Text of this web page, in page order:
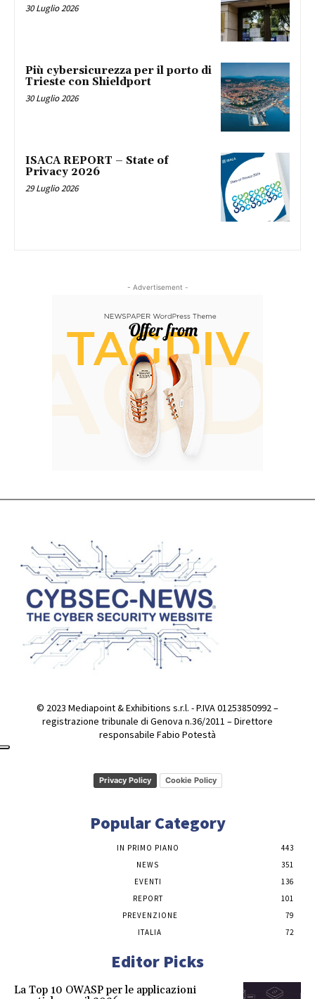
30 Luglio 2026
Più cybersicurezza per il porto di
Trieste con Shieldport
30 Luglio 2026
ISACA REPORT – State of
Privacy 2026
29 Luglio 2026
- Advertisement -
© 2023 Mediapoint & Exhibitions s.r.l. - P.IVA 01253850992 –
registrazione tribunale di Genova n.36/2011 – Direttore
responsabile Fabio Potestà
Privacy Policy Cookie Policy
Popular Category
IN PRIMO PIANO
443
NEWS
351
EVENTI
136
REPORT
101
PREVENZIONE
79
ITALIA
72
Editor Picks
La Top 10 OWASP per le applicazioni